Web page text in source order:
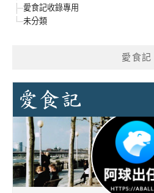
愛食記收錄專用
未分類
愛食記